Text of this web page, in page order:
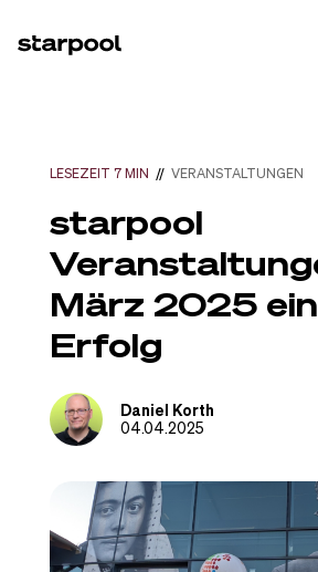
LESEZEIT 7 MIN // VERANSTALTUNGEN
starpool
März 2025
Erfolg
Daniel Korth
04.04.2025